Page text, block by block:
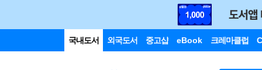
국내도서 외국도서 중고샵 eBook 크레마클럽